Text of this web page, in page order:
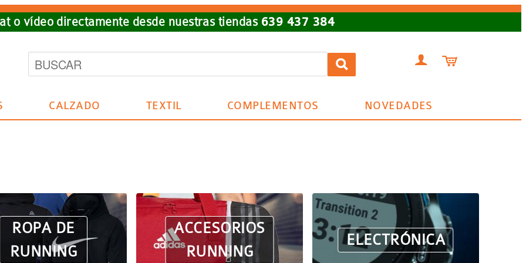
o vídeo directamente desde nuestras tiendas 639 437 384
 
CALZADO TEXTIL COMPLEMENTOS NOVEDADES
ROPA DE
RUNNING
ACCESORIOS
RUNNING
ELECTRÓNICA